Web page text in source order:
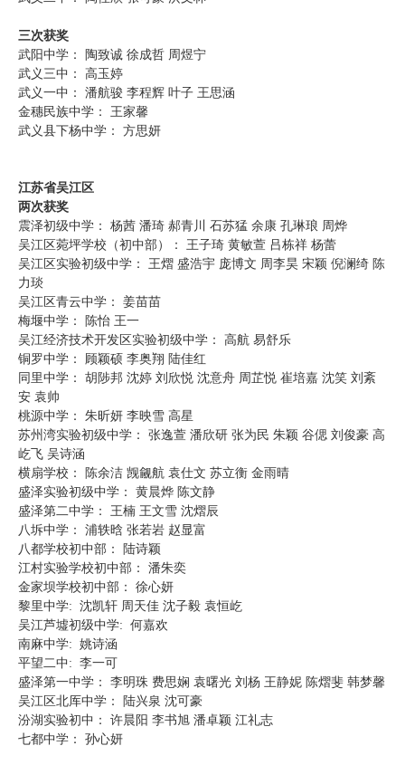
三次获奖
武阳中学： 陶致诚 徐成哲 周煜宁
武义三中： 高玉婷
武义一中： 潘航骏 李程辉 叶子 王思涵
金穗民族中学： 王家馨
武义县下杨中学： 方思妍
江苏省吴江区
两次获奖
震泽初级中学： 杨茜 潘琦 郝青川 石苏猛 余康 孔琳琅 周烨
吴江区菀坪学校（初中部）： 王子琦 黄敏萱 吕栋祥 杨蕾
吴江区实验初级中学： 王熠 盛浩宇 庞博文 周李昊 宋颖 倪澜绮 陈
力琰
吴江区青云中学： 姜苗苗
梅堰中学： 陈怡 王一
吴江经济技术开发区实验初级中学： 高航 易舒乐
铜罗中学： 顾颖硕 李奥翔 陆佳红
同里中学： 胡陟邦 沈婷 刘欣悦 沈意舟 周芷悦 崔培嘉 沈笑 刘紊
安 袁帅
桃源中学： 朱昕妍 李映雪 高星
苏州湾实验初级中学： 张逸萱 潘欣研 张为民 朱颖 谷偲 刘俊豪 高
屹飞 吴诗涵
横扇学校： 陈余洁 觊觎航 袁仕文 苏立衡 金雨晴
盛泽实验初级中学： 黄晨烨 陈文静
盛泽第二中学： 王楠 王文雪 沈熠辰
八坼中学： 浦轶晗 张若岩 赵显富
八都学校初中部： 陆诗颖
江村实验学校初中部： 潘朱奕
金家坝学校初中部： 徐心妍
黎里中学: 沈凯轩 周天佳 沈子毅 袁恒屹
吴江芦墟初级中学: 何嘉欢
南麻中学: 姚诗涵
平望二中: 李一可
盛泽第一中学： 李明珠 费思娴 袁曙光 刘杨 王静妮 陈熠斐 韩梦馨
吴江区北厍中学： 陆兴泉 沈可豪
汾湖实验初中： 许晨阳 李书旭 潘卓颖 江礼志
七都中学： 孙心妍